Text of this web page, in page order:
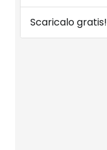
Scaricalo gratis!